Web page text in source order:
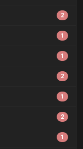
2
1
1
2
1
2
1